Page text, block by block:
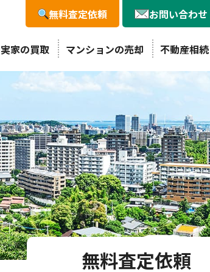
無料査定依頼 お問い合わせ
家の買取 マンションの売却 不動産相続
無料査定依頼